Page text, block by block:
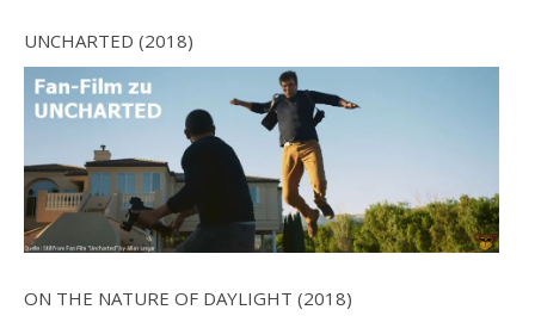
UNCHARTED (2018)
ON THE NATURE OF DAYLIGHT (2018)